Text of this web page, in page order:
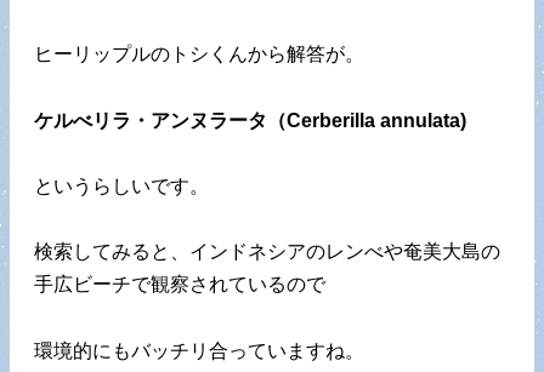
ヒーリップルのトシくんから解答が。
ケルべリラ・アンヌラータ（Cerberilla annulata)
というらしいです。
検索してみると、インドネシアのレンべや奄美大島の
手広ビーチで観察されているので
環境的にもバッチリ合っていますね。